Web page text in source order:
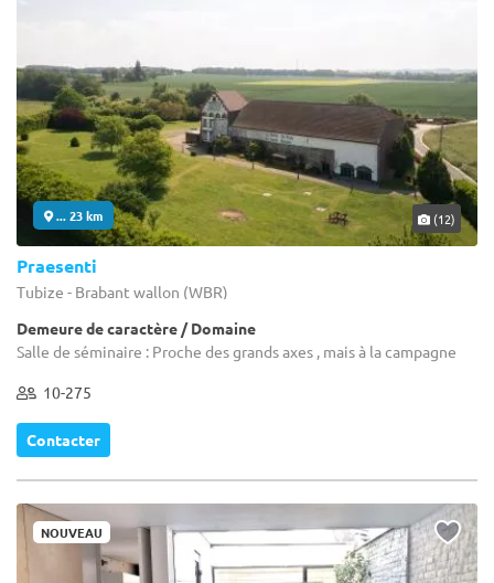
... 23 km (12)
Praesenti
Tubize - Brabant wallon (WBR)
Demeure de caractère / Domaine
Salle de séminaire : Proche des grands axes , mais à la campagne
10-275
Contacter
NOUVEAU